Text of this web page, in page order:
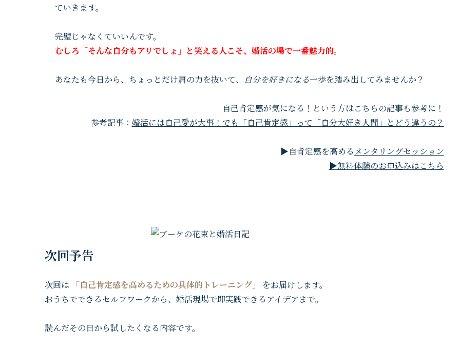
ていきます。
完璧じゃなくていいんです。
むしろ「そんな自分もアリでしょ」と笑える人こそ、婚活の場で一番魅力的。
あなたも今日から、ちょっとだけ肩の力を抜いて、 自分を好きになる一歩を踏み出してみませんか？
自己肯定感が気になる！という方はこちらの記事も参考に！
参考記事： 婚活には自己愛が大事！でも「自己肯定感」って「自分大好き人間」とどう違うの？
▶自肯定感を高める メンタリングセッション
▶無料体験のお申込みはこちら
次回予告
次回は 「自己肯定感を高めるための具体的トレーニング」
をお届けします。
おうちでできるセルフワークから、婚活現場で即実践できるアイデアまで。
読んだその日から試したくなる内容です。